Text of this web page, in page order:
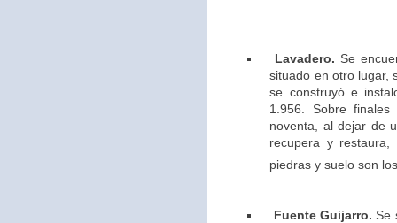
Lavadero. Se
situado en otro lugar,
se construyó e
1.956. Sobre
noventa, al dejar de
recupera y restaura,
piedras y suelo son
Fuente Guijarro. Se